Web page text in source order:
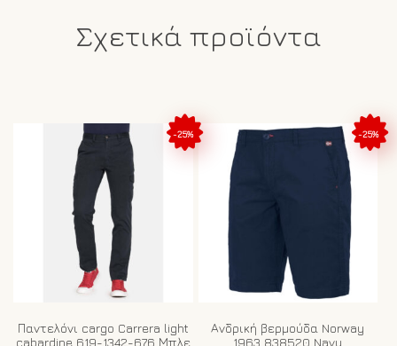
Σχετικά προϊόντα
-25%
Παντελόνι cargo Carrera light
cabardine 619-1342-676 Μπλε
-25%
Ανδρική βερμούδα Norway
1963 838520 Navy